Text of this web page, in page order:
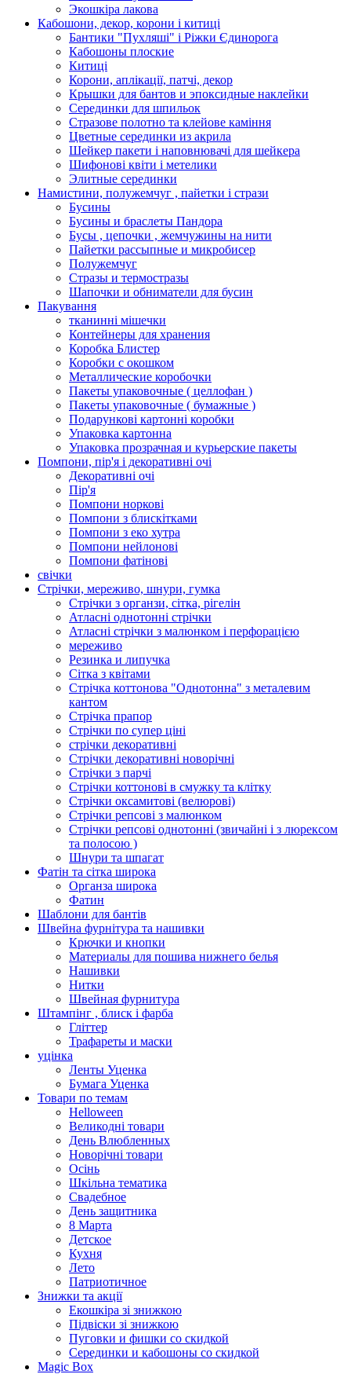
Экошкiра лакова
Кабошони, декор, корони і китиці
Бантики "Пухляші" і Ріжки Єдинорога
Кабошоны плоские
Китиці
Корони, аплікації, патчі, декор
Крышки для бантов и эпоксидные наклейки
Серединки для шпильок
Стразове полотно та клейове каміння
Цветные серединки из акрила
Шейкер пакети і наповнювачі для шейкера
Шифонові квіти і метелики
Элитные серединки
Намистини, полужемчуг , пайетки і стрази
Бусины
Бусины и браслеты Пандора
Бусы , цепочки , жемчужины на нити
Пайетки рассыпные и микробисер
Полужемчуг
Стразы и термостразы
Шапочки и обниматели для бусин
Пакування
тканинні мішечки
Контейнеры для хранения
Коробка Блистер
Коробки с окошком
Металлические коробочки
Пакеты упаковочные ( целлофан )
Пакеты упаковочные ( бумажные )
Подарункові картонні коробки
Упаковка картонна
Упаковка прозрачная и курьерские пакеты
Помпони, пір'я і декоративні очі
Декоративні очі
Пір'я
Помпони норкові
Помпони з блискітками
Помпони з еко хутра
Помпони нейлонові
Помпони фатінові
свічки
Стрічки, мереживо, шнури, гумка
Стрічки з органзи, сітка, рігелін
Атласні однотонні стрічки
Атласні стрічки з малюнком і перфорацією
мереживо
Резинка и липучка
Сітка з квітами
Стрічка коттонова "Однотонна" з металевим
кантом
Стрічка прапор
Стрічки по супер ціні
стрічки декоративні
Стрічки декоративні новорічні
Стрічки з парчі
Стрічки коттонові в смужку та клітку
Стрічки оксамитові (велюрові)
Стрічки репсові з малюнком
Стрічки репсові однотонні (звичайні і з люрексом
та полосою )
Шнури та шпагат
Фатін та сітка широка
Органза широка
Фатин
Шаблони для бантів
Швейна фурнітура та нашивки
Крючки и кнопки
Материалы для пошива нижнего белья
Нашивки
Нитки
Швейная фурнитура
Штампінг , блиск і фарба
Гліттер
Трафареты и маски
уцінка
Ленты Уценка
Бумага Уценка
Товари по темам
Helloween
Великодні товари
День Влюбленных
Новорічні товари
Осінь
Шкільна тематика
Свадебное
День защитника
8 Марта
Детское
Кухня
Лето
Патриотичное
Знижки та акції
Екошкіра зі знижкою
Підвіски зі знижкою
Пуговки и фишки со скидкой
Серединки и кабошоны со скидкой
Magic Box